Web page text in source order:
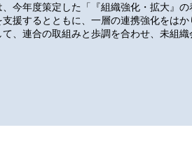
今年度策定した「『組織強化・拡大』
援するとともに、一層の連携強化をは
、連合の取組みと歩調を合わせ、未組